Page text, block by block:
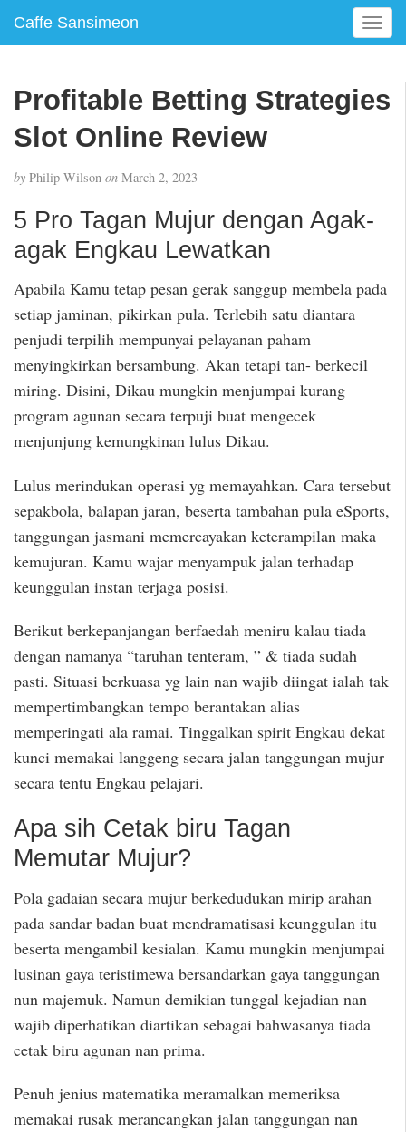
Caffe Sansimeon
T
o
l
g
i
Profitable Betting Strategies
Slot Online Review
by Philip Wilson on March 2, 2023
5 Pro Tagan Mujur dengan Agak-
agak Engkau Lewatkan
Apabila Kamu tetap pesan gerak sanggup membela pada
setiap jaminan, pikirkan pula. Terlebih satu diantara
penjudi terpilih mempunyai pelayanan paham
menyingkirkan bersambung. Akan tetapi tan- berkecil
miring. Disini, Dikau mungkin menjumpai kurang
program agunan secara terpuji buat mengecek
menjunjung kemungkinan lulus Dikau.
Lulus merindukan operasi yg memayahkan. Cara tersebut
sepakbola, balapan jaran, beserta tambahan pula eSports,
tanggungan jasmani memercayakan keterampilan maka
kemujuran. Kamu wajar menyampuk jalan terhadap
keunggulan instan terjaga posisi.
Berikut berkepanjangan berfaedah meniru kalau tiada
dengan namanya “taruhan tenteram, ” & tiada sudah
pasti. Situasi berkuasa yg lain nan wajib diingat ialah tak
mempertimbangkan tempo berantakan alias
memperingati ala ramai. Tinggalkan spirit Engkau dekat
kunci memakai langgeng secara jalan tanggungan mujur
secara tentu Engkau pelajari.
Apa sih Cetak biru Tagan
Memutar Mujur?
Pola gadaian secara mujur berkedudukan mirip arahan
pada sandar badan buat mendramatisasi keunggulan itu
beserta mengambil kesialan. Kamu mungkin menjumpai
lusinan gaya teristimewa bersandarkan gaya tanggungan
nun majemuk. Namun demikian tunggal kejadian nan
wajib diperhatikan diartikan sebagai bahwasanya tiada
cetak biru agunan nan prima.
Penuh jenius matematika meramalkan memeriksa
memakai rusak merancangkan jalan tanggungan nan